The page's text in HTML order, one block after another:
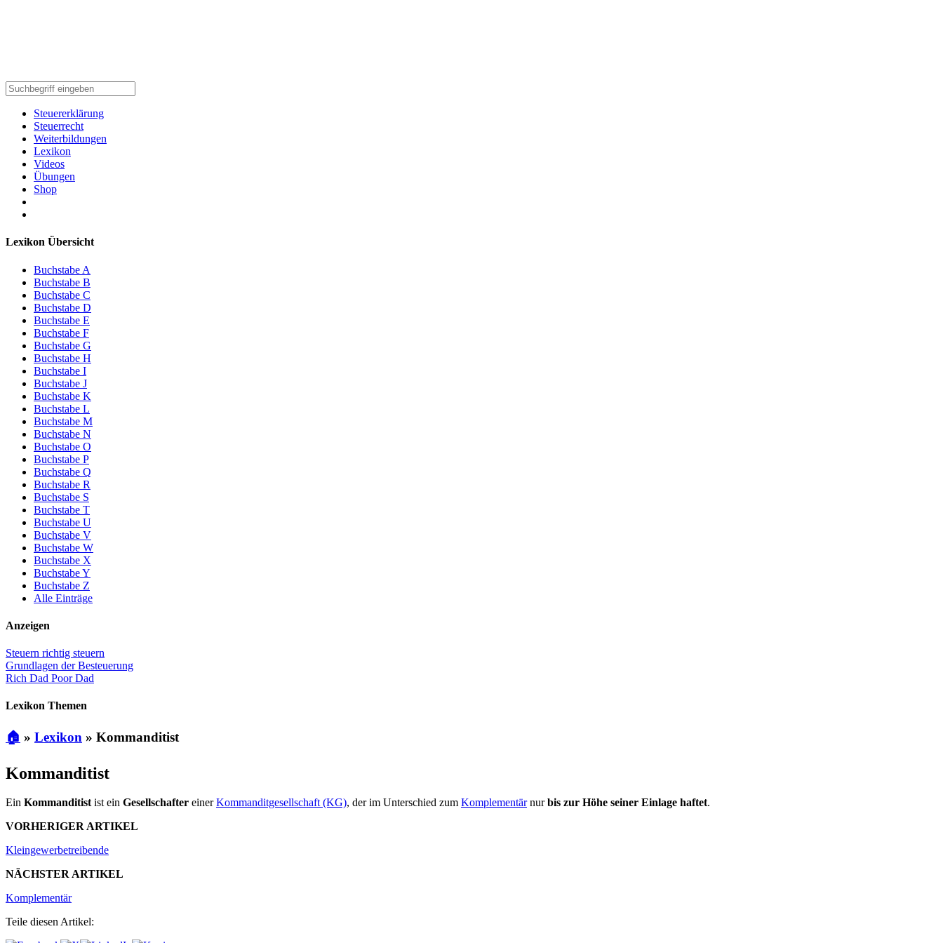
Steuererklärung
Steuerrecht
Weiterbildungen
Lexikon
Videos
Übungen
Shop
Lexikon Übersicht
Buchstabe A
Buchstabe B
Buchstabe C
Buchstabe D
Buchstabe E
Buchstabe F
Buchstabe G
Buchstabe H
Buchstabe I
Buchstabe J
Buchstabe K
Buchstabe L
Buchstabe M
Buchstabe N
Buchstabe O
Buchstabe P
Buchstabe Q
Buchstabe R
Buchstabe S
Buchstabe T
Buchstabe U
Buchstabe V
Buchstabe W
Buchstabe X
Buchstabe Y
Buchstabe Z
Alle Einträge
Anzeigen
Steuern richtig steuern
Grundlagen der Besteuerung
Rich Dad Poor Dad
Lexikon Themen
🏠 » Lexikon » Kommanditist
Kommanditist
Ein Kommanditistist ein Gesellschafter einerKommanditgesellschaft (KG), der im Unterschied zum Komplementärnurbis zur Höhe seiner Einlage haftet.
VORHERIGER ARTIKEL
Kleingewerbetreibende
NÄCHSTER ARTIKEL
Komplementär
Teile diesen Artikel: